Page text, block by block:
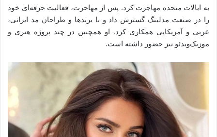
به ایالات متحده مهاجرت کرد. پس از مهاجرت، فعالیت حرفه‌ای خود
را در صنعت مدلینگ گسترش داد و با برندها و طراحان مد ایرانی،
عربی و آمریکایی همکاری کرد. او همچنین در چند پروژه هنری و
موزیک‌ویدئو نیز حضور داشته است.